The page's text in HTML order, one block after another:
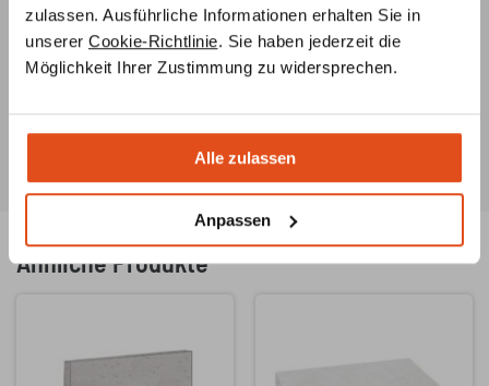
zulassen. Ausführliche Informationen erhalten Sie in
unserer Cookie-Richtlinie. Sie haben jederzeit die
Möglichkeit Ihrer Zustimmung zu widersprechen.
Alle zulassen
Anpassen
Ersatzteilservice
Unsere Ofenbauerberaten Sie umfassend zu
Ersatzteilen für Ihren Ofen oder Kamin und helfen Ihnen
Ähnliche Produkte